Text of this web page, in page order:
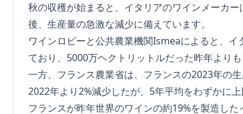
秋の収穫が始まると、イタリアのワインメーカ
後、生産量の急激な減少に備えています。
ワインロビーと公共農業機関Ismeaによると、
ており、5000万ヘクトリットルだった昨年よりも
一方、フランス農業省は、フランスの2023年の
2022年より2%減少したが、5年平均をわずかに上
フランスが昨年世界のワインの約19%を製造し